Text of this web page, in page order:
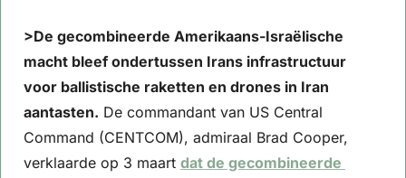
>De gecombineerde Amerikaans-Israëlische
macht bleef ondertussen Irans infrastructuur
voor ballistische raketten en drones in Iran
aantasten. De commandant van US Central
Command (CENTCOM), admiraal Brad Cooper,
verklaarde op 3 maart dat de gecombineerde